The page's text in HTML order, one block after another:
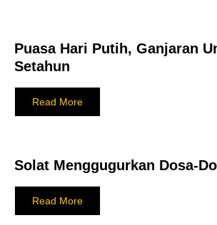
Puasa Hari Putih, Ganjaran
Setahun
Read More
Solat Menggugurkan Dosa-
Read More